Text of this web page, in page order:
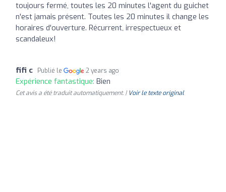
toujours fermé, toutes les 20 minutes l'agent du guichet
n'est jamais présent. Toutes les 20 minutes il change les
horaires d'ouverture. Récurrent, irrespectueux et
scandaleux!
fifi c Publié le 2 years ago
Expérience fantastique: Bien
Cet avis a été traduit automatiquement. | Voir le texte original